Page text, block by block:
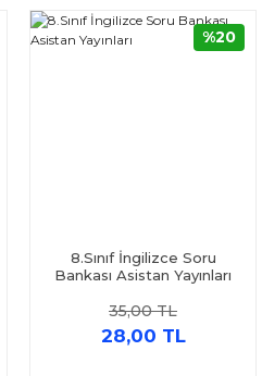
8.Sınıf İngilizce Soru
Bankası Asistan Yayınları
35,00 TL
28,00 TL
%20